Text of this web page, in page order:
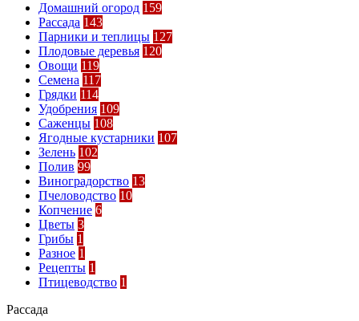
Домашний огород 159
Рассада 143
Парники и теплицы 127
Плодовые деревья 120
Овощи 119
Семена 117
Грядки 114
Удобрения 109
Саженцы 108
Ягодные кустарники 107
Зелень 102
Полив 99
Виноградорство 13
Пчеловодство 10
Копчение 6
Цветы 3
Грибы 1
Разное 1
Рецепты 1
Птицеводство 1
Рассада